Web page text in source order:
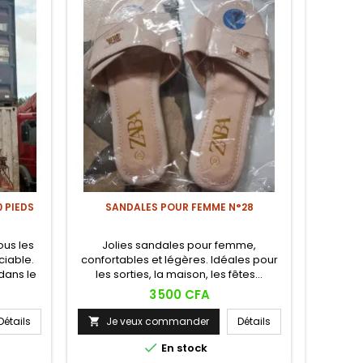
PIEDS
les
le
SANDALES POUR FEMME N°28
Jolies sandales pour femme,
confortables et légères. Idéales pour
les sorties, la maison, les fêtes…
Prix
3 500 CFA
 Je veux commander Détails
 En stock